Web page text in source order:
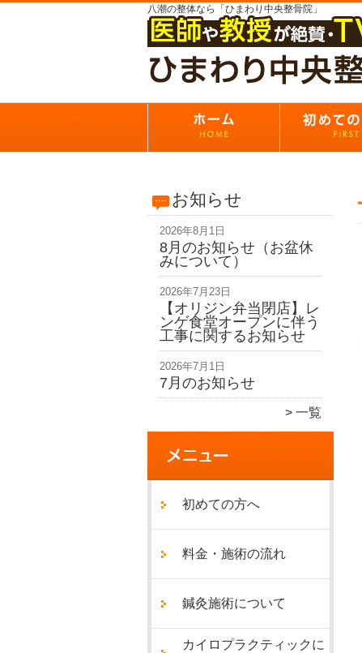
八潮の整体なら「ひまわり中央整骨院」
お知らせ
2026年8月1日
8月のお知らせ（お盆休
みについて）
2026年7月23日
【オリジン弁当閉店】レ
ンゲ食堂オープンに伴う
工事に関するお知らせ
2026年7月1日
7月のお知らせ
一覧
初めての方へ
料金・施術の流れ
鍼灸施術について
カイロプラクティックに